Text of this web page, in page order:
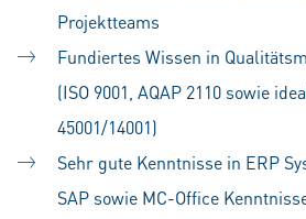
Projektteams
Fundiertes Wissen in
(ISO 9001, AQAP 2110 sowie
45001/14001)
Sehr gute Kenntnisse in ERP
SAP sowie MC-Office